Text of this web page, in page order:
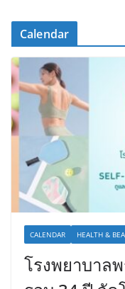
Calendar
CALENDAR HEALTH &
โรงพยาบาล